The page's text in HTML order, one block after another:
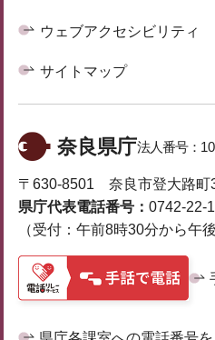
ウェブアクセシビリティ
サイトマップ
奈良県庁法人番号：
〒630-8501 奈良市登大路町
県庁代表電話番号： 0742-22-
（受付：午前8時30分から午